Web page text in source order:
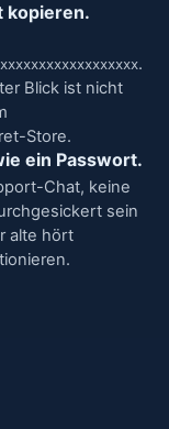
kopieren.
.
Blick ist nicht
Store.
ein Passwort.
Chat, keine
sein
alte hört